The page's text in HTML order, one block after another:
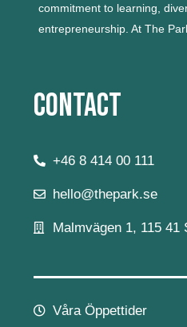
commitment to learning,
entrepreneurship. At The
Contact
+46 8 414 00 111
hello@thepark.se
Malmvägen 1, 115 41
Våra Öppettider